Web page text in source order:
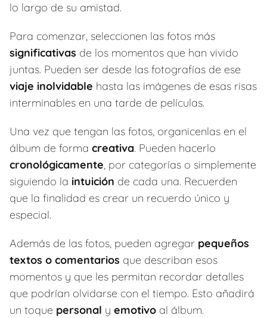
lo largo de su amistad.
Para comenzar, seleccionen las fotos más
significativas de los momentos que han vivido
juntas. Pueden ser desde las fotografías de ese
viaje inolvidable hasta las imágenes de esas risas
interminables en una tarde de películas.
Una vez que tengan las fotos, organicenlas en el
álbum de forma creativa. Pueden hacerlo
cronológicamente, por categorías o simplemente
siguiendo la intuición de cada una. Recuerden
que la finalidad es crear un recuerdo único y
especial.
Además de las fotos, pueden agregar pequeños
textos o comentarios que describan esos
momentos y que les permitan recordar detalles
que podrían olvidarse con el tiempo. Esto añadirá
un toque personal y emotivo al álbum.